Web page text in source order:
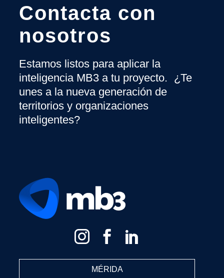
Contacta con
nosotros
Estamos listos para aplicar la
inteligencia MB3 a tu proyecto. ¿Te
unes a la nueva generación de
territorios y organizaciones
inteligentes?
MÉRIDA